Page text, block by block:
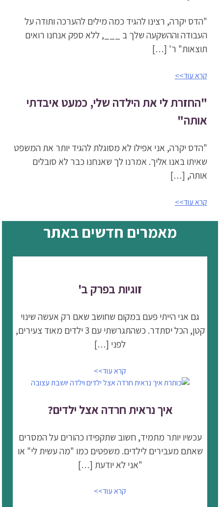
"הדס יקרה, רצינו להגיד כמה מילים להערכה ותודה על
העבודה וההשקעה שלך ב ___, ללא ספק אנחנו רואים
תוצאות" ר' […]
קרא עוד>>
"החזרת לי את הילדה שלי, כמעט איבדתי
אותה"
"הדס יקרה, אני אפילו לא מסוגלת להגיד יותר את המשפט
שאיתו באנו אליך. אמרנו לך שאנחנו כבר לא סובלים
אותה, […]
קרא עוד>>
מאמרים חדשים באתר
זוגיות בפרק ב'
גם אני הייתי פעם במקום שחושב שאם רק אעשה שינוי
קטן, הכל יסתדר. כשהתגרשתי עם 3 ילדים מאוד צעירים,
לפני […]
קרא עוד>>
איך נראית חרדה אצל ילדים?
עכשיו יותר מתמיד, חשוב שתקפידו כהורים על המסרים
שאתם מעבירים לילדים. משפטים כמו "מה עשית לי" או
"אני לא יודעת […]
קרא עוד>>